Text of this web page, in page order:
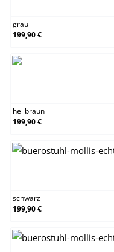
grau
199,90 €
hellbraun
199,90 €
schwarz
199,90 €